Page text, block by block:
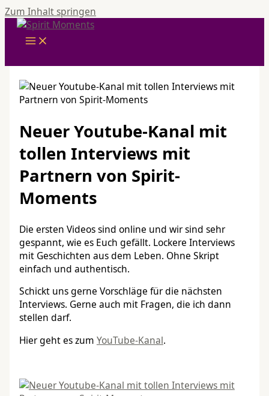
Zum Inhalt springen
Neuer Youtube-Kanal mit
tollen Interviews mit
Partnern von Spirit-
Moments
Die ersten Videos sind online und wir sind sehr
gespannt, wie es Euch gefällt. Lockere Interviews
mit Geschichten aus dem Leben. Ohne Skript
einfach und authentisch.
Schickt uns gerne Vorschläge für die nächsten
Interviews. Gerne auch mit Fragen, die ich dann
stellen darf.
Hier geht es zum YouTube-Kanal.